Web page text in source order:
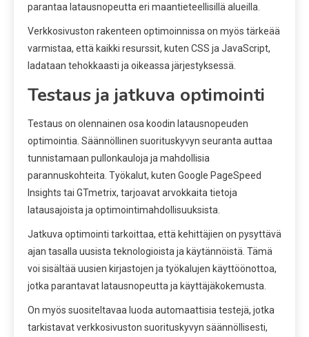
parantaa latausnopeutta eri maantieteellisillä alueilla.
Verkkosivuston rakenteen optimoinnissa on myös tärkeää
varmistaa, että kaikki resurssit, kuten CSS ja JavaScript,
ladataan tehokkaasti ja oikeassa järjestyksessä.
Testaus ja jatkuva optimointi
Testaus on olennainen osa koodin latausnopeuden
optimointia. Säännöllinen suorituskyvyn seuranta auttaa
tunnistamaan pullonkauloja ja mahdollisia
parannuskohteita. Työkalut, kuten Google PageSpeed
Insights tai GTmetrix, tarjoavat arvokkaita tietoja
latausajoista ja optimointimahdollisuuksista.
Jatkuva optimointi tarkoittaa, että kehittäjien on pysyttävä
ajan tasalla uusista teknologioista ja käytännöistä. Tämä
voi sisältää uusien kirjastojen ja työkalujen käyttöönottoa,
jotka parantavat latausnopeutta ja käyttäjäkokemusta.
On myös suositeltavaa luoda automaattisia testejä, jotka
tarkistavat verkkosivuston suorituskyvyn säännöllisesti,